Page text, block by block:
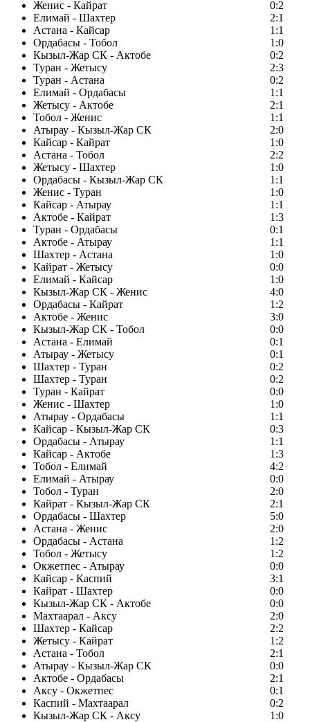
Женис - Кайрат
0:2
Елимай - Шахтер
2:1
Астана - Кайсар
1:1
Ордабасы - Тобол
1:0
Кызыл-Жар СК - Актобе
0:2
Туран - Жетысу
2:3
Туран - Астана
0:2
Елимай - Ордабасы
1:1
Жетысу - Актобе
2:1
Тобол - Женис
1:1
Атырау - Кызыл-Жар СК
2:0
Кайсар - Кайрат
1:0
Астана - Тобол
2:2
Жетысу - Шахтер
1:0
Ордабасы - Кызыл-Жар СК
1:1
Женис - Туран
1:0
Кайсар - Атырау
1:1
Актобе - Кайрат
1:3
Туран - Ордабасы
0:1
Актобе - Атырау
1:1
Шахтер - Астана
1:0
Кайрат - Жетысу
0:0
Елимай - Кайсар
1:0
Кызыл-Жар СК - Женис
4:0
Ордабасы - Кайрат
1:2
Актобе - Женис
3:0
Кызыл-Жар СК - Тобол
0:0
Астана - Елимай
0:1
Атырау - Жетысу
0:1
Шахтер - Туран
0:2
Шахтер - Туран
0:2
Туран - Кайрат
0:0
Женис - Шахтер
1:0
Атырау - Ордабасы
1:1
Кайсар - Кызыл-Жар СК
0:3
Ордабасы - Атырау
1:1
Кайсар - Актобе
1:3
Тобол - Елимай
4:2
Елимай - Атырау
0:0
Тобол - Туран
2:0
Кайрат - Кызыл-Жар СК
2:1
Ордабасы - Шахтер
5:0
Астана - Женис
2:0
Ордабасы - Астана
1:2
Тобол - Жетысу
1:2
Окжетпес - Атырау
0:0
Кайсар - Каспий
3:1
Кайрат - Шахтер
0:0
Кызыл-Жар СК - Актобе
0:0
Махтаарал - Аксу
2:0
Шахтер - Кайсар
2:2
Жетысу - Кайрат
1:2
Астана - Тобол
2:1
Атырау - Кызыл-Жар СК
0:0
Актобе - Ордабасы
2:1
Аксу - Окжетпес
0:1
Каспий - Махтаарал
0:2
Кызыл-Жар СК - Аксу
1:0